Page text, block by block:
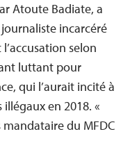
Atoute Badiate, a
incarcéré
selon
luttant pour
qui l’aurait incité à
en 2018. «
mandataire du MFDC